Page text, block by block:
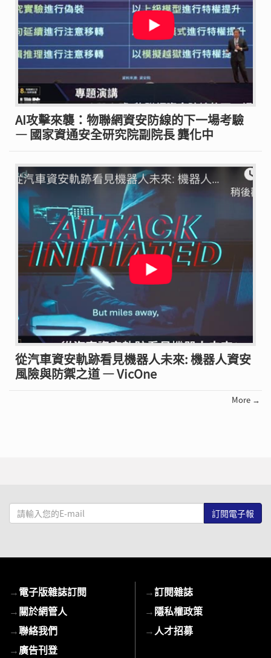
AI攻擊來襲：物聯網資安防線的下一場考驗
— 國家資通安全研究院副院長 龔化中
從汽車資安軌跡看見機器人未來: 機器人資安
風險與防禦之道 — VicOne
More →
請
輸
mail
→電子版雜誌訂閱
→關於網管人
→聯絡我們
→廣告刊登
→訂閱雜誌
→隱私權政策
→人才招募